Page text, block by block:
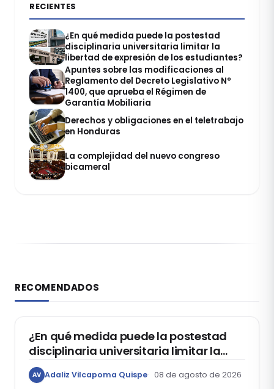
RECIENTES
¿En qué medida puede la postestad
disciplinaria universitaria limitar la
libertad de expresión de los estudiantes?
Apuntes sobre las modificaciones al
Reglamento del Decreto Legislativo Nº
1400, que aprueba el Régimen de
Garantía Mobiliaria
Derechos y obligaciones en el teletrabajo
en Honduras
La complejidad del nuevo congreso
bicameral
RECOMENDADOS
DERECHO CONSTITUCIONAL
¿En qué medida puede la postestad
disciplinaria universitaria limitar la
libertad de expresión de los
estudiantes?
AV Adaliz Vilcapoma Quispe 08 de agosto de 2026